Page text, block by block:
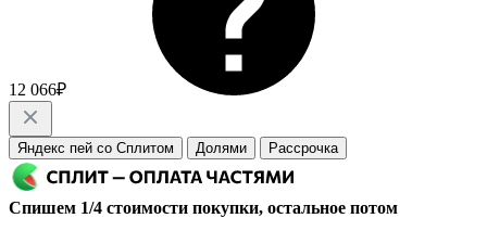
12 066₽
Яндекс пей со Сплитом Долями Рассрочка
Спишем 1/4 стоимости покупки, остальное потом